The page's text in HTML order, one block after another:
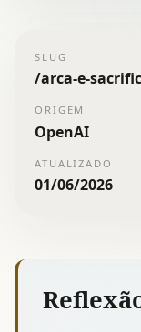
SLUG
/arca-e-
ORIGEM
OpenAI
ATUALIZADO
01/06/2026